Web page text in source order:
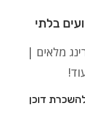
בלתי
מלאים |
דוכן